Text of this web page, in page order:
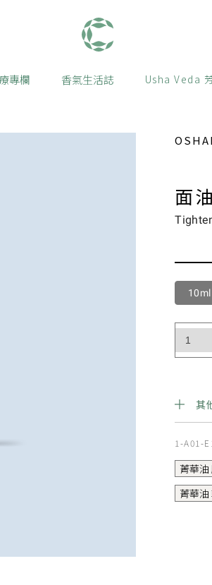
肯園 Canjune
專欄 香氣生活誌 Usha Veda
面
10ml
其
僅
停
1-A01-
菁華
菁華